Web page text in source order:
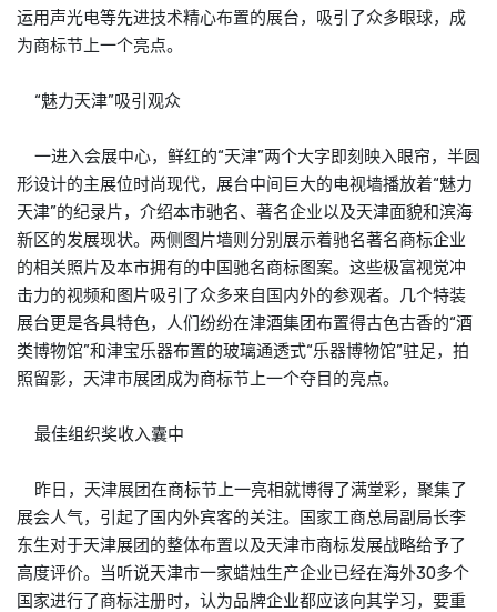
运用声光电等先进技术精心布置的展台，吸引了众多眼球，成
为商标节上一个亮点。
“魅力天津”吸引观众
一进入会展中心，鲜红的“天津”两个大字即刻映入眼帘，半圆
形设计的主展位时尚现代，展台中间巨大的电视墙播放着“魅力
天津”的纪录片，介绍本市驰名、著名企业以及天津面貌和滨海
新区的发展现状。两侧图片墙则分别展示着驰名著名商标企业
的相关照片及本市拥有的中国驰名商标图案。这些极富视觉冲
击力的视频和图片吸引了众多来自国内外的参观者。几个特装
展台更是各具特色，人们纷纷在津酒集团布置得古色古香的“酒
类博物馆”和津宝乐器布置的玻璃通透式“乐器博物馆”驻足，拍
照留影，天津市展团成为商标节上一个夺目的亮点。
最佳组织奖收入囊中
昨日，天津展团在商标节上一亮相就博得了满堂彩，聚集了
展会人气，引起了国内外宾客的关注。国家工商总局副局长李
东生对于天津展团的整体布置以及天津市商标发展战略给予了
高度评价。当听说天津市一家蜡烛生产企业已经在海外30多个
国家进行了商标注册时，认为品牌企业都应该向其学习，要重